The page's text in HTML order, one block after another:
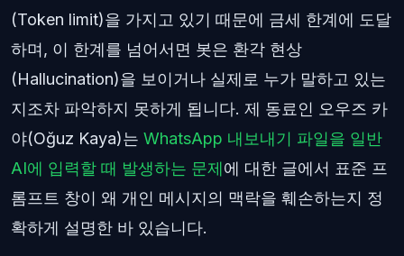
(Token limit)을 가지고 있기 때문에 금세 한계에 도달
하며, 이 한계를 넘어서면 봇은 환각 현상
(Hallucination)을 보이거나 실제로 누가 말하고 있는
지조차 파악하지 못하게 됩니다. 제 동료인 오우즈 카
야(Oğuz Kaya)는 WhatsApp 내보내기 파일을 일반
AI에 입력할 때 발생하는 문제에 대한 글에서 표준 프
롬프트 창이 왜 개인 메시지의 맥락을 훼손하는지 정
확하게 설명한 바 있습니다.